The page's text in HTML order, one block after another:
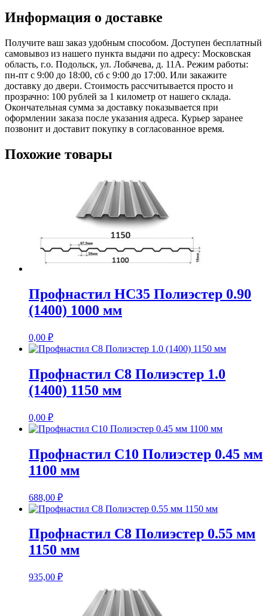
Информация о доставке
Получите ваш заказ удобным способом. Доступен бесплатный
самовывоз из нашего пункта выдачи по адресу: Московская
область, г.о. Подольск, ул. Лобачева, д. 11А. Режим работы:
пн-пт с 9:00 до 18:00, сб с 9:00 до 17:00. Или закажите
доставку до двери. Стоимость рассчитывается просто и
прозрачно: 100 рублей за 1 километр от нашего склада.
Окончательная сумма за доставку показывается при
оформлении заказа после указания адреса. Курьер заранее
позвонит и доставит покупку в согласованное время.
Похожие товары
Профнастил НС35 Полиэстер 0.90
(1400) 1000 мм
0,00 ₽
Профнастил С8 Полиэстер 1.0
(1400) 1150 мм
0,00 ₽
Профнастил С10 Полиэстер 0.45 мм
1100 мм
688,00 ₽
Профнастил С8 Полиэстер 0.55 мм
1150 мм
935,00 ₽